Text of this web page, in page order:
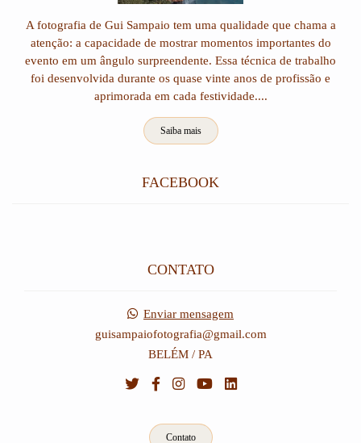
A fotografia de Gui Sampaio tem uma qualidade que chama a
atenção: a capacidade de mostrar momentos importantes do
evento em um ângulo surpreendente. Essa técnica de trabalho
foi desenvolvida durante os quase vinte anos de profissão e
aprimorada em cada festividade....
Saiba mais
FACEBOOK
CONTATO
Enviar mensagem
guisampaiofotografia@gmail.com
BELÉM / PA
Contato